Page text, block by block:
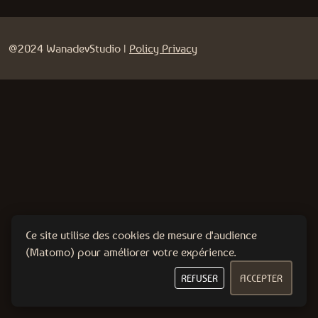
@2024 WanadevStudio | Policy Privacy
Ce site utilise des cookies de mesure d'audience
(Matomo) pour améliorer votre expérience.
REFUSER ACCEPTER